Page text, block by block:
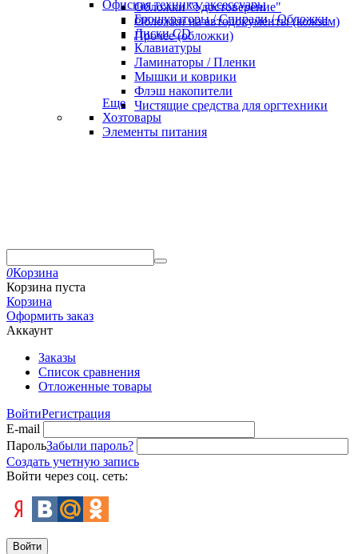
Обложки "Удостоверение"
Обложки на автодокументы (кожзам)
Прочее (обложки)
Офисная техника, аксессуары
Брошураторы / Спирали / Обложки
Диски CD
Клавиатуры
Ламинаторы / Пленки
Мышки и коврики
Флэш накопители
Чистящие средства для оргтехники
Еще
Хозтовары
Элементы питания
0Корзина
Корзина пуста
Корзина
Оформить заказ
Аккаунт
Заказы
Список сравнения
Отложенные товары
ВойтиРегистрация
E-mail
ПарольЗабыли пароль?
Создать учетную запись
Войти через соц. сеть:
Войти